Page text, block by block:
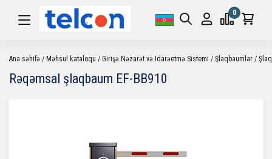
0
Ana səhifə Məhsul kataloqu Girişə Nəzarət və Idarəetmə Sistemi Şlaqbaumlar
Rəqəmsal şlaqbaum EF-BB910